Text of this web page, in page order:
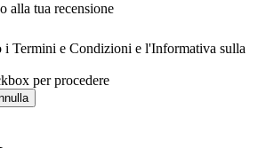
alla tua recensione
i Termini e Condizioni e l'Informativa sulla
per procedere